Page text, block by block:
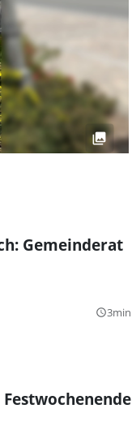
Gemeinderat
query_builder3min